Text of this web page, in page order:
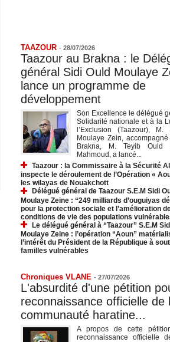
TAAZOUR - 28/07/2026
Taazour au Brakna : le
général Sidi Ould Moulaye
lance un programme de
développement
Son Excellence le délégué
Solidarité nationale et à la
l’Exclusion (Taazour), M.
Moulaye Zein,
Brakna, M. Teyib Ould
Mahmoud, a lancé...
Taazour : la Commissaire à la Sécurité
inspecte le déroulement de l’Opération «
les wilayas de Nouakchott
Délégué général de Taazour S.E.M Sidi
Moulaye Zeine : “249 milliards d’ouguiyas
pour la protection sociale et l’amélioration
conditions de vie des populations
Le délégué général à “Taazour” S.E.M
Moulaye Zeine : l’opération “Aoun”
l’intérêt du Président de la République à
familles vulnérables
Chroniques VLANE - 27/07/2026
L'absurdité d'une pétition
reconnaissance officielle de
communauté haratine...
A propos de cette
reconnaissance officielle